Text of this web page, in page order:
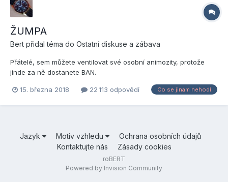
ŽUMPA
Bert přidal téma do Ostatní diskuse a zábava
Přátelé, sem můžete ventilovat své osobní animozity, protože
jinde za ně dostanete BAN.
15. března 2018 22 113 odpovědí Co se jinam nehodí
Jazyk Motiv vzhledu
Ochrana osobních údajů
Kontaktujte nás
Zásady cookies
roBERT
Powered by Invision Community